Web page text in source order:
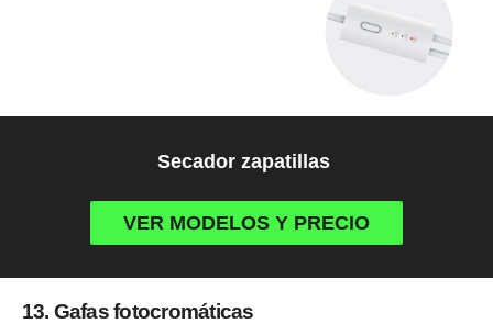
Secador zapatillas
VER MODELOS Y PRECIO
13. Gafas fotocromáticas